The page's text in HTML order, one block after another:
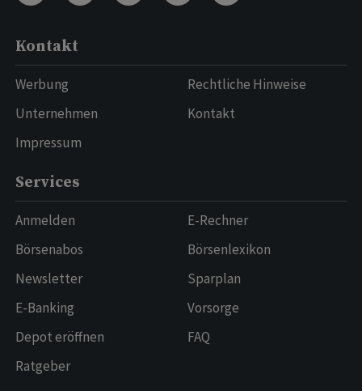
Kontakt
Werbung
Unternehmen
Impressum
Rechtliche Hinweise
Kontakt
Services
Anmelden
Börsenabos
Newsletter
E-Banking
Depot eröffnen
Ratgeber
E-Rechner
Börsenlexikon
Sparplan
Vorsorge
FAQ